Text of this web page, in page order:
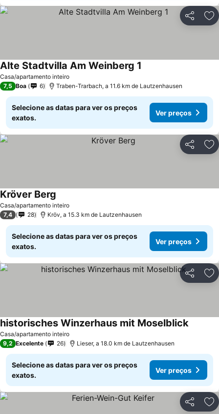
Partilhar
Casa/apartamento inteiro
Alte Stadtvilla Am Weinberg 1
7,5 Boa 6 Traben-Trarbach, a 11.6 km de Lautzenhausen
Selecione as datas para ver os preços
exatos.
Ver preços
Partilhar
Casa/apartamento inteiro
Kröver Berg
7,4 28 Kröv, a 15.3 km de Lautzenhausen
Selecione as datas para ver os preços
exatos.
Ver preços
Partilhar
Casa/apartamento inteiro
historisches Winzerhaus mit Moselblick
9,2 Excelente 26 Lieser, a 18.0 km de Lautzenhausen
Selecione as datas para ver os preços
exatos.
Ver preços
Partilhar